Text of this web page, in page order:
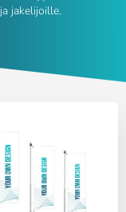
jakelijoille.